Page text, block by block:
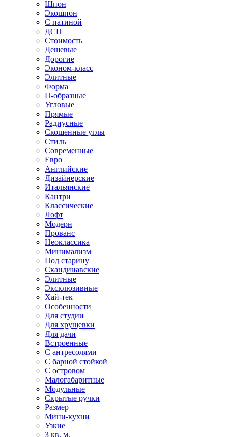
Шпон
Экошпон
С патиной
ДСП
Стоимость
Дешевые
Дорогие
Эконом-класс
Элитные
Форма
П-образные
Угловые
Прямые
Радиусные
Скошенные углы
Стиль
Современные
Евро
Английские
Дизайнерские
Итальянские
Кантри
Классические
Лофт
Модерн
Прованс
Неоклассика
Минимализм
Под старину
Скандинавские
Элитные
Эксклюзивные
Хай-тек
Особенности
Для студии
Для хрущевки
Для дачи
Встроенные
С антресолями
С барной стойкой
С островом
Малогабаритные
Модульные
Скрытые ручки
Размер
Мини-кухни
Узкие
3 кв. м.